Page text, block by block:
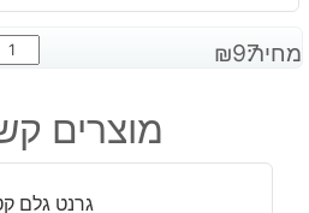
מחיר: ₪97
כמות
של
גרנט
חום
מוצרים
גרנט גלם